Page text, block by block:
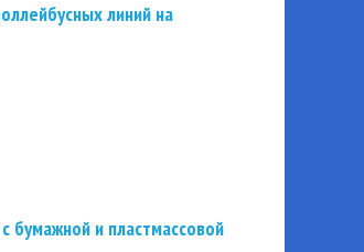
линий на
и пластмассовой